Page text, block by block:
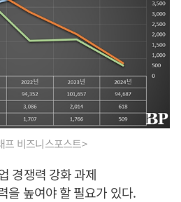
비즈니스포스트>
경쟁력 강화 과제
을 높여야 할 필요가 있다.